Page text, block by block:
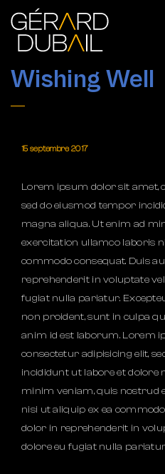
Wishing Well
15 septembre 2017
Lorem ipsum dolor sit amet,
sed do eiusmod tempor
magna aliqua. Ut enim ad
exercitation ullamco laboris
commodo consequat. Duis
reprehenderit in voluptate
fugiat nulla pariatur.
non proident, sunt in culpa
anim id est laborum. Lorem
consectetur adipisicing elit,
incididunt ut labore et dolore
minim veniam, quis nostrud
nisi ut aliquip ex ea
dolor in reprehenderit in
dolore eu fugiat nulla